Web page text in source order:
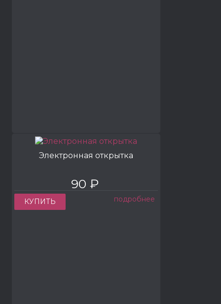
Электронная открытка
90 ₽
КУПИТЬ подробнее